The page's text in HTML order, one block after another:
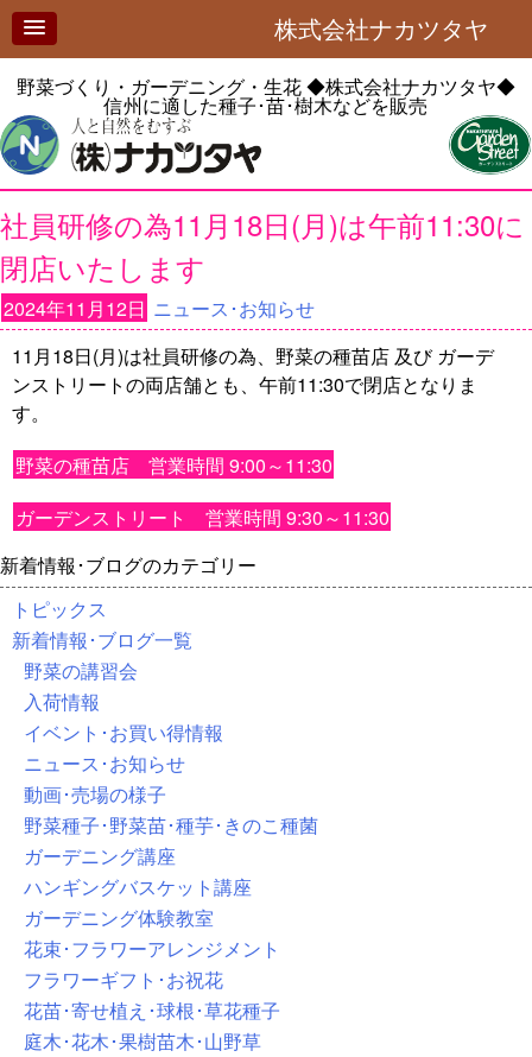
株式会社ナカツタヤ
野菜づくり・ガーデニング・生花◆株式会社ナカツタヤ◆
信州に適した種子･苗･樹木などを販売
社員研修の為11月18日(月)は午前11:30に
閉店いたします
2024年11月12日 ニュース･お知らせ
11月18日(月)は社員研修の為、野菜の種苗店 及び ガーデ
ンストリートの両店舗とも、午前11:30で閉店となりま
す。
野菜の種苗店 営業時間 9:00～11:30
ガーデンストリート 営業時間 9:30～11:30
新着情報･ブログのカテゴリー
トピックス
新着情報･ブログ一覧
野菜の講習会
入荷情報
イベント･お買い得情報
ニュース･お知らせ
動画･売場の様子
野菜種子･野菜苗･種芋･きのこ種菌
ガーデニング講座
ハンギングバスケット講座
ガーデニング体験教室
花束･フラワーアレンジメント
フラワーギフト･お祝花
花苗･寄せ植え･球根･草花種子
庭木･花木･果樹苗木･山野草